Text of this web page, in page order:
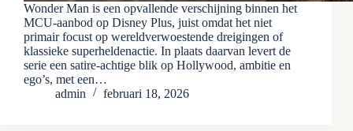
Wonder Man is een opvallende verschijning binnen het
MCU‑aanbod op Disney Plus, juist omdat het niet
primair focust op wereldverwoestende dreigingen of
klassieke superheldenactie. In plaats daarvan levert de
serie een satire‑achtige blik op Hollywood, ambitie en
ego’s, met een…
admin
februari 18, 2026